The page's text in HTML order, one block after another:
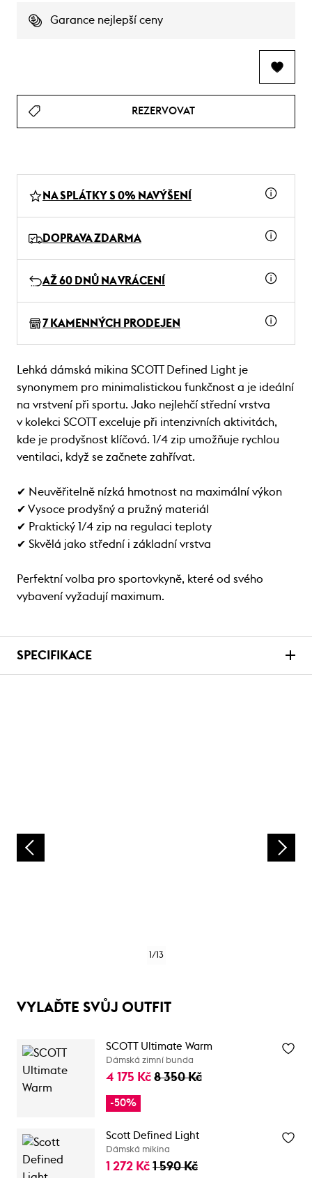
Garance nejlepší ceny
REZERVOVAT
NA SPLÁTKY S 0% NAVÝŠENÍ
DOPRAVA ZDARMA
AŽ 60 DNŮ NA VRÁCENÍ
7 KAMENNÝCH PRODEJEN
Lehká dámská mikina SCOTT Defined Light je
synonymem pro minimalistickou funkčnost a je ideální
na vrstvení při sportu. Jako nejlehčí střední vrstva
v kolekci SCOTT exceluje při intenzivních aktivitách,
kde je prodyšnost klíčová. 1/4 zip umožňuje rychlou
ventilaci, když se začnete zahřívat.
✔ Neuvěřitelně nízká hmotnost na maximální výkon
✔ Vysoce prodyšný a pružný materiál
✔ Praktický 1/4 zip na regulaci teploty
✔ Skvělá jako střední i základní vrstva
Perfektní volba pro sportovkyně, které od svého
vybavení vyžadují maximum.
SPECIFIKACE
1/13
VYLAĎTE SVŮJ OUTFIT
SCOTT Ultimate Warm
Dámská zimní bunda
4 175 Kč 8 350 Kč
-50%
Scott Defined Light
Dámská mikina
1 272 Kč 1 590 Kč